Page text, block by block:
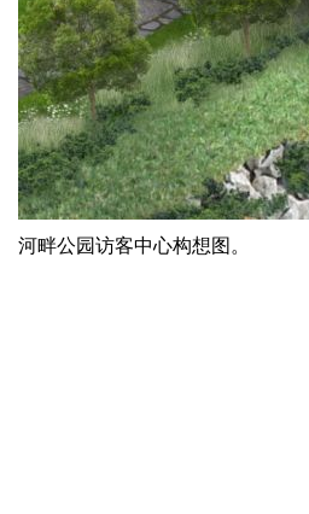
河畔公园访客中心构想图。